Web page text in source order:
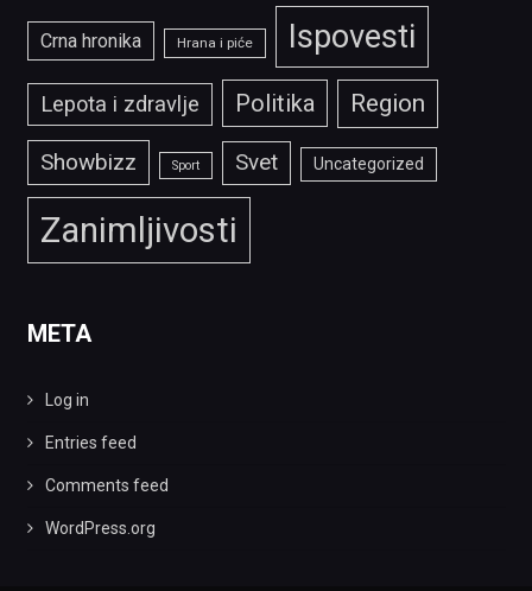
Crna hronika Hrana i piće Ispovesti
Lepota i zdravlje Politika Region
Showbizz Sport Svet Uncategorized
Zanimljivosti
META
Log in
Entries feed
Comments feed
WordPress.org